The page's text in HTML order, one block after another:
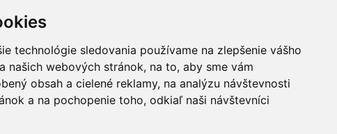
technológie sledovania používame na zlepšenie vášho
našich webových stránok, na to, aby sme vám
obsah a cielené reklamy, na analýzu návštevnosti
a na pochopenie toho, odkiaľ naši návštevníci